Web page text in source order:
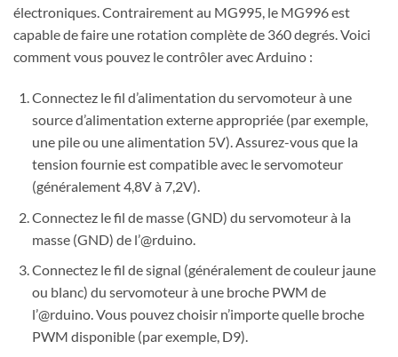
électroniques. Contrairement au MG995, le MG996 est
capable de faire une rotation complète de 360 degrés. Voici
comment vous pouvez le contrôler avec Arduino :
Connectez le fil d’alimentation du servomoteur à une
source d’alimentation externe appropriée (par exemple,
une pile ou une alimentation 5V). Assurez-vous que la
tension fournie est compatible avec le servomoteur
(généralement 4,8V à 7,2V).
Connectez le fil de masse (GND) du servomoteur à la
masse (GND) de l’@rduino.
Connectez le fil de signal (généralement de couleur jaune
ou blanc) du servomoteur à une broche PWM de
l’@rduino. Vous pouvez choisir n’importe quelle broche
PWM disponible (par exemple, D9).